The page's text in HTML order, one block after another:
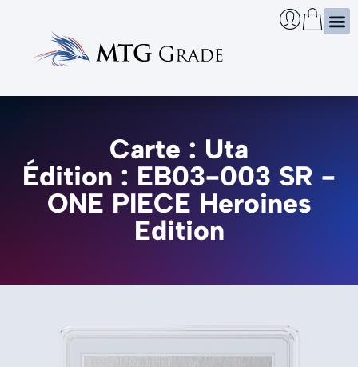
Carte : Uta
Édition : EB03-003 SR -
ONE PIECE Heroines
Edition